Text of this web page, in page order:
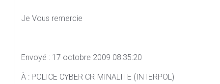
Je Vous remercie
Envoyé : 17 octobre 2009 08:35:20
À : POLICE CYBER CRIMINALITE (INTERPOL)